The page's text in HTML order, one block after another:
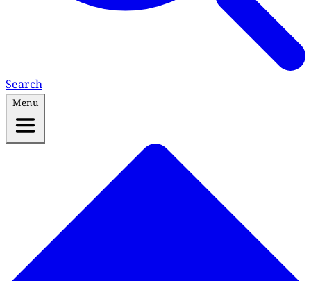
Search
Menu